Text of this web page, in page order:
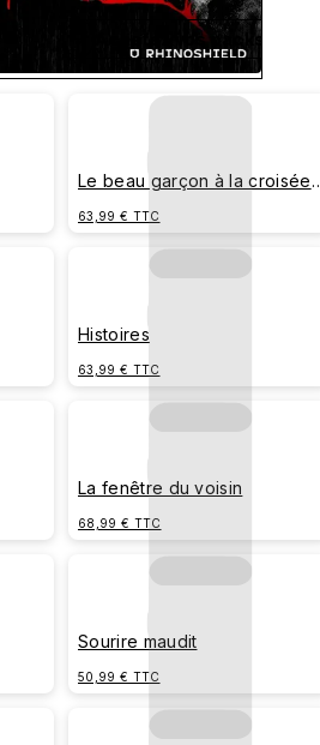
Achetez vos packs en
Le beau garçon à la croisée
63,99 € TTC
Histoires
63,99 € TTC
La fenêtre du voisin
68,99 € TTC
Sourire maudit
50,99 € TTC